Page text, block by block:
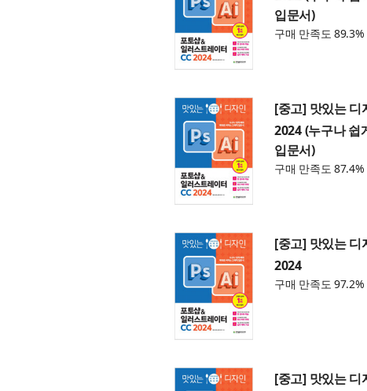
입문서)
구매 만족도 89.3%
[중고] 맛있는 디
2024 (누구나 쉽
입문서)
구매 만족도 87.4%
[중고] 맛있는 디
2024
구매 만족도 97.2%
[중고] 맛있는 디